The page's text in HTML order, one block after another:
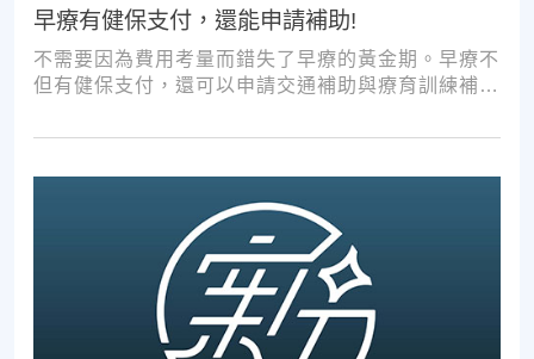
早療有健保支付，還能申請補助!
不需要因為費用考量而錯失了早療的黃金期。早療不
但有健保支付，還可以申請交通補助與療育訓練補